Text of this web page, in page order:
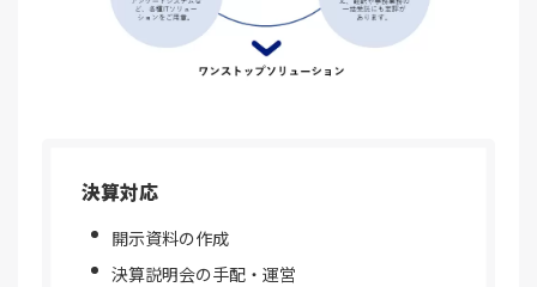
決算対応
開示資料の作成
決算説明会の手配・運営